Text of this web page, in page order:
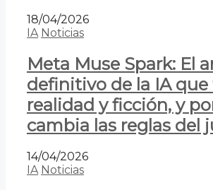
18/04/2026
IA Noticias
Meta Muse Spark: El
definitivo de la IA
realidad y ficción, y
cambia las reglas del
14/04/2026
IA Noticias